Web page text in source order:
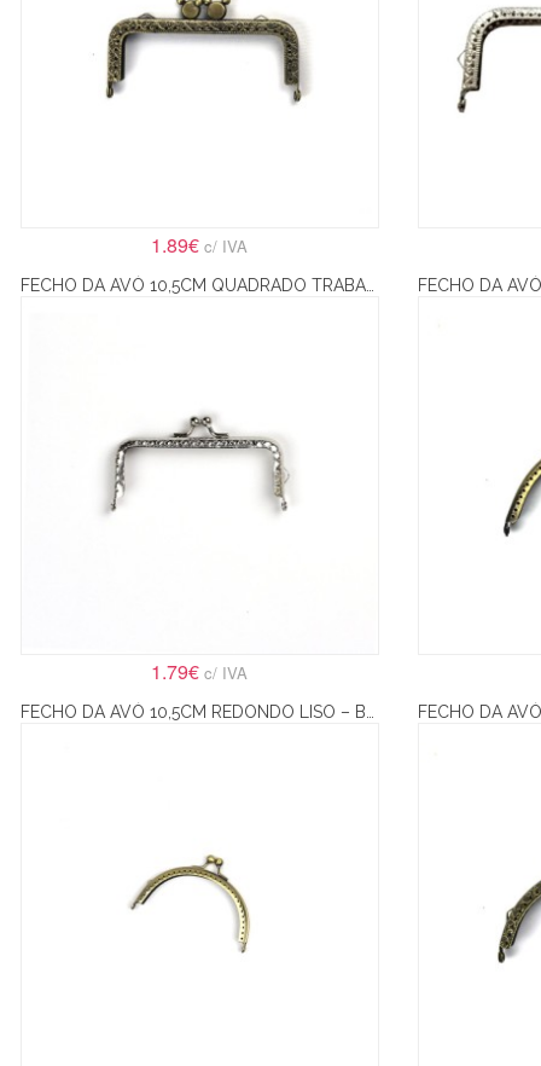
1.89€c/ IVA
FECHO DA AVÓ 10,5CM QUADRADO TRABALHADO – PRATA
1.79€c/ IVA